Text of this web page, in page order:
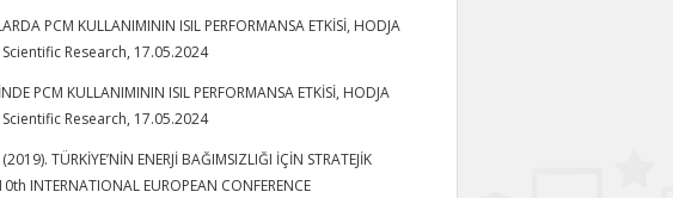
PCM KULLANIMININ ISIL PERFORMANSA ETKİSİ, HODJA
Research, 17.05.2024
PCM KULLANIMININ ISIL PERFORMANSA ETKİSİ, HODJA
Research, 17.05.2024
TÜRKİYE’NİN ENERJİ BAĞIMSIZLIĞI İÇİN STRATEJİK
INTERNATIONAL EUROPEAN CONFERENCE